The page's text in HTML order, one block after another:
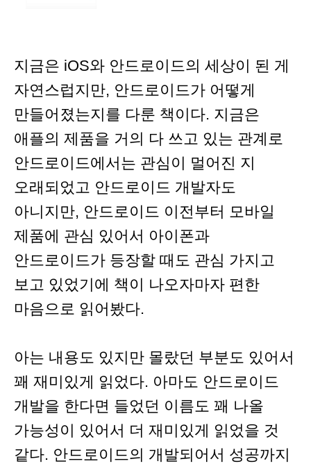
지금은 iOS와 안드로이드의 세상이 된 게
자연스럽지만, 안드로이드가 어떻게
만들어졌는지를 다룬 책이다. 지금은
애플의 제품을 거의 다 쓰고 있는 관계로
안드로이드에서는 관심이 멀어진 지
오래되었고 안드로이드 개발자도
아니지만, 안드로이드 이전부터 모바일
제품에 관심 있어서 아이폰과
안드로이드가 등장할 때도 관심 가지고
보고 있었기에 책이 나오자마자 편한
마음으로 읽어봤다.
아는 내용도 있지만 몰랐던 부분도 있어서
꽤 재미있게 읽었다. 아마도 안드로이드
개발을 한다면 들었던 이름도 꽤 나올
가능성이 있어서 더 재미있게 읽었을 것
같다. 안드로이드의 개발되어서 성공까지